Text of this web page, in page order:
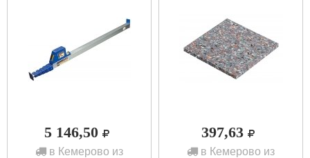
5 146,50
в Кемерово из
397,63
в Кемерово из